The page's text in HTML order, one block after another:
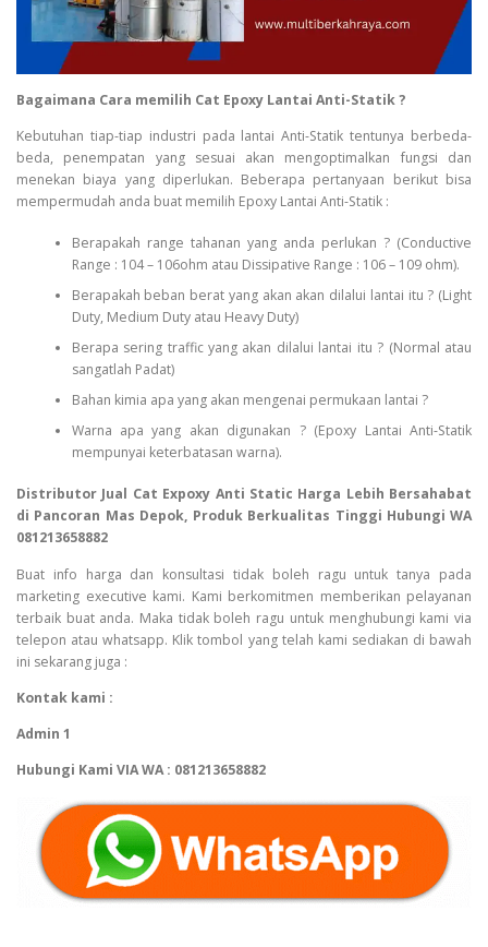
Bagaimana Cara memilih Cat Epoxy Lantai Anti-Statik ?
Kebutuhan tiap-tiap industri pada lantai Anti-Statik tentunya berbeda-
beda, penempatan yang sesuai akan mengoptimalkan fungsi dan
menekan biaya yang diperlukan. Beberapa pertanyaan berikut bisa
mempermudah anda buat memilih Epoxy Lantai Anti-Statik :
Berapakah range tahanan yang anda perlukan ? (Conductive
Range : 104 – 106ohm atau Dissipative Range : 106 – 109 ohm).
Berapakah beban berat yang akan akan dilalui lantai itu ? (Light
Duty, Medium Duty atau Heavy Duty)
Berapa sering traffic yang akan dilalui lantai itu ? (Normal atau
sangatlah Padat)
Bahan kimia apa yang akan mengenai permukaan lantai ?
Warna apa yang akan digunakan ? (Epoxy Lantai Anti-Statik
mempunyai keterbatasan warna).
Distributor Jual Cat Expoxy Anti Static Harga Lebih Bersahabat
di Pancoran Mas Depok, Produk Berkualitas Tinggi Hubungi WA
081213658882
Buat info harga dan konsultasi tidak boleh ragu untuk tanya pada
marketing executive kami. Kami berkomitmen memberikan pelayanan
terbaik buat anda. Maka tidak boleh ragu untuk menghubungi kami via
telepon atau whatsapp. Klik tombol yang telah kami sediakan di bawah
ini sekarang juga :
Kontak kami :
Admin 1
Hubungi Kami VIA WA : 081213658882